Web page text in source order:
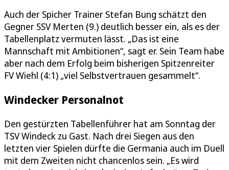
Auch der Spicher Trainer Stefan Bung schätzt den
Gegner SSV Merten (9.) deutlich besser ein, als es der
Tabellenplatz vermuten lässt. „Das ist eine
Mannschaft mit Ambitionen“, sagt er. Sein Team habe
aber nach dem Erfolg beim bisherigen Spitzenreiter
FV Wiehl (4:1) „viel Selbstvertrauen gesammelt“.
Windecker Personalnot
Den gestürzten Tabellenführer hat am Sonntag der
TSV Windeck zu Gast. Nach drei Siegen aus den
letzten vier Spielen dürfte die Germania auch im Duell
mit dem Zweiten nicht chancenlos sein. „Es wird